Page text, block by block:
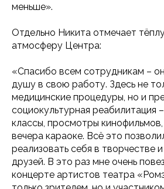
меньше».
Отдельно Никита отмечает
атмосферу Центра:
«Спасибо всем сотрудникам –
душу в свою работу. Здесь не
медицинские процедуры, но и
социокультурная реабилитация
классы, просмотры
вечера караоке. Всё это
реализовать себя в творчестве
друзей. В это раз мне очень
концерте артистов театра